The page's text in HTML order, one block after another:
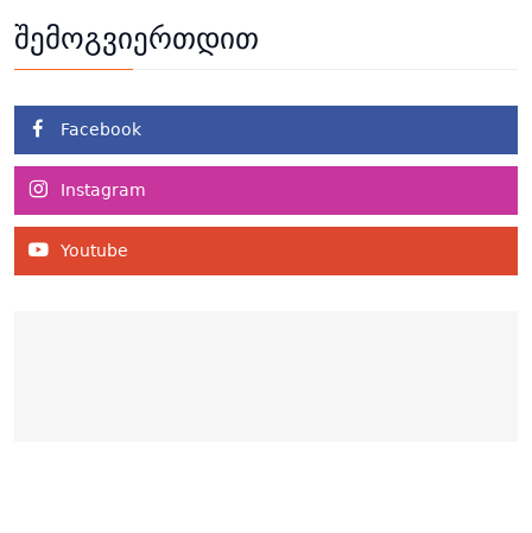
შემოგვიერთდით
Facebook
Instagram
Youtube